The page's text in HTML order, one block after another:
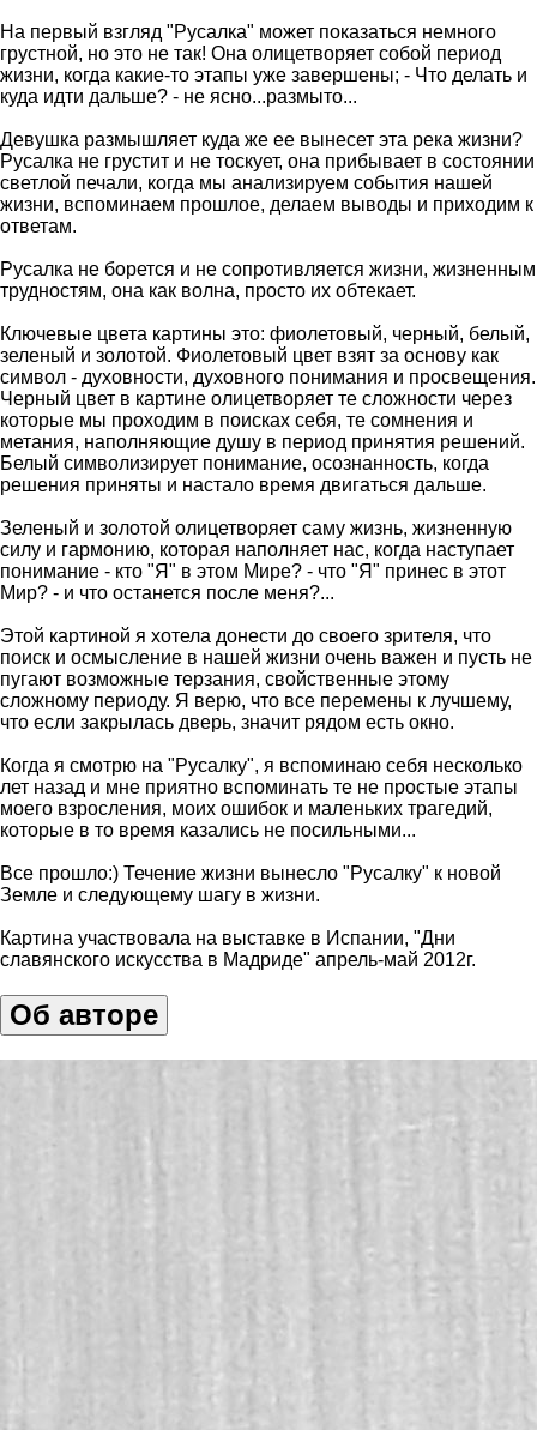
На первый взгляд "Русалка" может показаться немного
грустной, но это не так! Она олицетворяет собой период
жизни, когда какие-то этапы уже завершены; - Что делать и
куда идти дальше? - не ясно...размыто...
Девушка размышляет куда же ее вынесет эта река жизни?
Русалка не грустит и не тоскует, она прибывает в состоянии
светлой печали, когда мы анализируем события нашей
жизни, вспоминаем прошлое, делаем выводы и приходим к
ответам.
Русалка не борется и не сопротивляется жизни, жизненным
трудностям, она как волна, просто их обтекает.
Ключевые цвета картины это: фиолетовый, черный, белый,
зеленый и золотой. Фиолетовый цвет взят за основу как
символ - духовности, духовного понимания и просвещения.
Черный цвет в картине олицетворяет те сложности через
которые мы проходим в поисках себя, те сомнения и
метания, наполняющие душу в период принятия решений.
Белый символизирует понимание, осознанность, когда
решения приняты и настало время двигаться дальше.
Зеленый и золотой олицетворяет саму жизнь, жизненную
силу и гармонию, которая наполняет нас, когда наступает
понимание - кто "Я" в этом Мире? - что "Я" принес в этот
Мир? - и что останется после меня?...
Этой картиной я хотела донести до своего зрителя, что
поиск и осмысление в нашей жизни очень важен и пусть не
пугают возможные терзания, свойственные этому
сложному периоду. Я верю, что все перемены к лучшему,
что если закрылась дверь, значит рядом есть окно.
Когда я смотрю на "Русалку", я вспоминаю себя несколько
лет назад и мне приятно вспоминать те не простые этапы
моего взросления, моих ошибок и маленьких трагедий,
которые в то время казались не посильными...
Все прошло:) Течение жизни вынесло "Русалку" к новой
Земле и следующему шагу в жизни.
Картина участвовала на выставке в Испании, "Дни
славянского искусства в Мадриде" апрель-май 2012г.
Об авторе